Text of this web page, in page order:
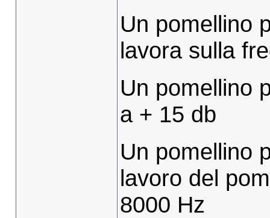
Un pomellino
lavora sulla
Un pomellino
a + 15 db
Un pomellino
lavoro del
8000 Hz